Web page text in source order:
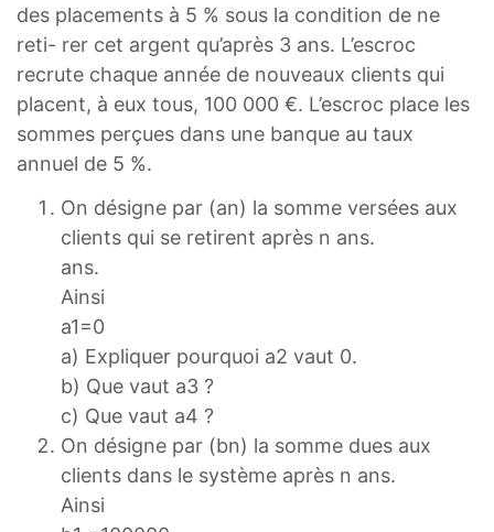
des placements à 5 % sous la condition de ne
reti- rer cet argent qu’après 3 ans. L’escroc
recrute chaque année de nouveaux clients qui
placent, à eux tous, 100 000 €. L’escroc place les
sommes perçues dans une banque au taux
annuel de 5 %.
On désigne par (an) la somme versées aux
clients qui se retirent après n ans.
ans.
Ainsi
a1=0
a) Expliquer pourquoi a2 vaut 0.
b) Que vaut a3 ?
c) Que vaut a4 ?
On désigne par (bn) la somme dues aux
clients dans le système après n ans.
Ainsi